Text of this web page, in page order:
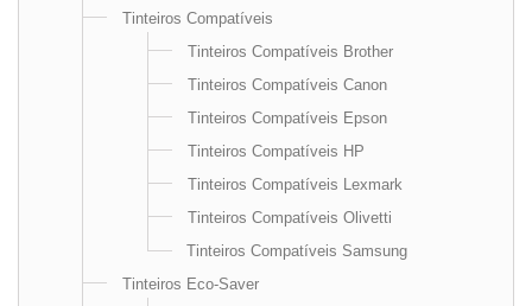
Tinteiros Compatíveis
Tinteiros Compatíveis Brother
Tinteiros Compatíveis Canon
Tinteiros Compatíveis Epson
Tinteiros Compatíveis HP
Tinteiros Compatíveis Lexmark
Tinteiros Compatíveis Olivetti
Tinteiros Compatíveis Samsung
Tinteiros Eco-Saver